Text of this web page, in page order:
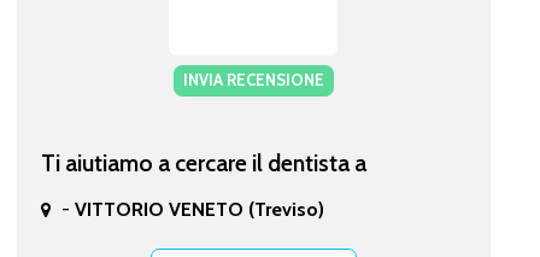
INVIA RECENSIONE
Ti aiutiamo a cercare il dentista a
- VITTORIO VENETO (Treviso)